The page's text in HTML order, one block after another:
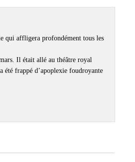
qui affligera profondément tous les
Il était allé au théâtre royal
été frappé d’apoplexie foudroyante